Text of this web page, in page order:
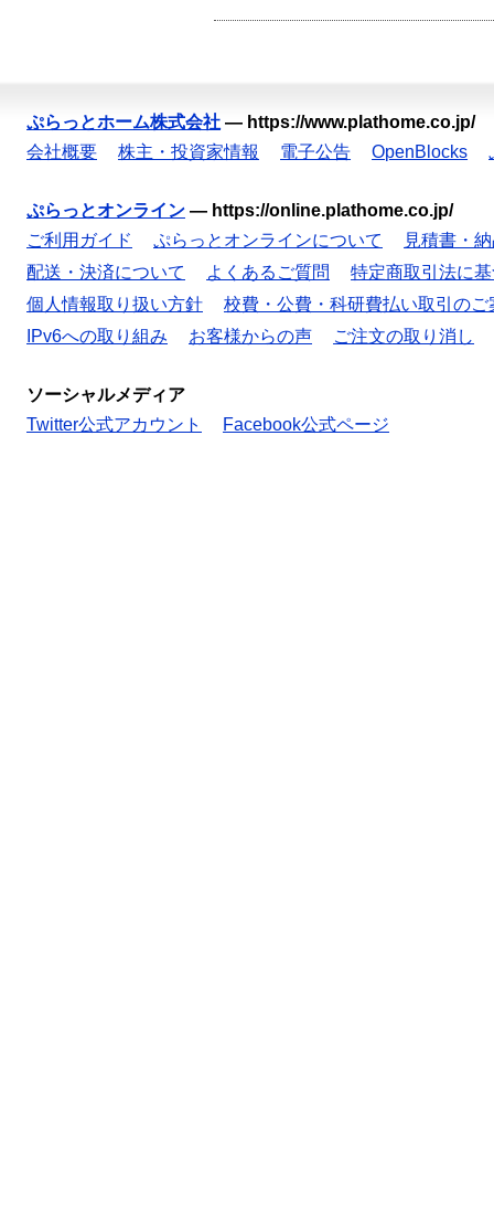
ぷらっとホーム株式会社 — https://www.plathome.co.jp/
会社概要
株主・投資家情報 電子公告 OpenBlocks
ぷらっとオンライン — https://online.plathome.co.jp/
ご利用ガイド
ぷらっとオンラインについて
見積書・
配送・決済について
よくあるご質問
特定商取引法に
個人情報取り扱い方針
校費・公費・科研費払い取引のご
IPv6への取り組み
お客様からの声 ご注文の取り消し
ソーシャルメディア
Twitter公式アカウント
Facebook公式ページ